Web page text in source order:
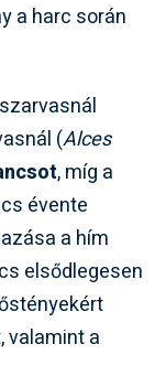
a harc során
(Alces
, míg a
évente
a hím
elsődlegesen
a